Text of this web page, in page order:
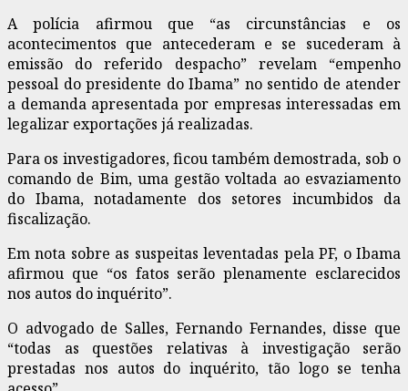
A polícia afirmou que “as circunstâncias e os
acontecimentos que antecederam e se sucederam à
emissão do referido despacho” revelam “empenho
pessoal do presidente do Ibama” no sentido de atender
a demanda apresentada por empresas interessadas em
legalizar exportações já realizadas.
Para os investigadores, ficou também demostrada, sob o
comando de Bim, uma gestão voltada ao esvaziamento
do Ibama, notadamente dos setores incumbidos da
fiscalização.
Em nota sobre as suspeitas leventadas pela PF, o Ibama
afirmou que “os fatos serão plenamente esclarecidos
nos autos do inquérito”.
O advogado de Salles, Fernando Fernandes, disse que
“todas as questões relativas à investigação serão
prestadas nos autos do inquérito, tão logo se tenha